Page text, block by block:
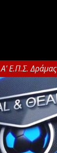
Α' Ε.Π.Σ. Δράμας